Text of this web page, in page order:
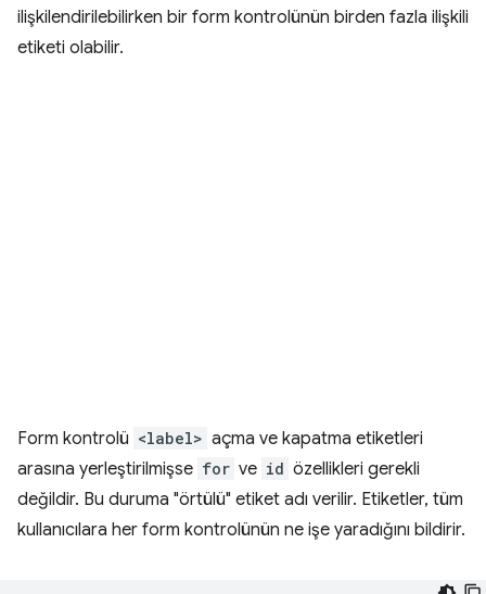
ilişkilendirilebilirken bir form kontrolünün birden fazla ilişkili
etiketi olabilir.
Form kontrolü <label> açma ve kapatma etiketleri
arasına yerleştirilmişse for ve id özellikleri gerekli
değildir. Bu duruma "örtülü" etiket adı verilir. Etiketler, tüm
kullanıcılara her form kontrolünün ne işe yaradığını bildirir.